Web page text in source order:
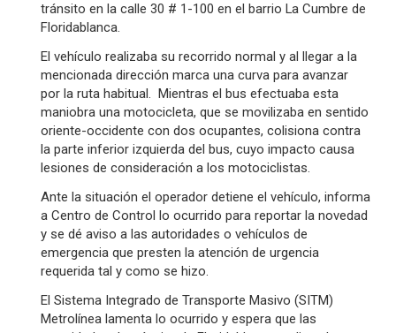
tránsito en la calle 30 # 1-100 en el barrio La Cumbre de
Floridablanca.
El vehículo realizaba su recorrido normal y al llegar a la
mencionada dirección marca una curva para avanzar
por la ruta habitual. Mientras el bus efectuaba esta
maniobra una motocicleta, que se movilizaba en sentido
oriente-occidente con dos ocupantes, colisiona contra
la parte inferior izquierda del bus, cuyo impacto causa
lesiones de consideración a los motociclistas.
Ante la situación el operador detiene el vehículo, informa
a Centro de Control lo ocurrido para reportar la novedad
y se dé aviso a las autoridades o vehículos de
emergencia que presten la atención de urgencia
requerida tal y como se hizo.
El Sistema Integrado de Transporte Masivo (SITM)
Metrolínea lamenta lo ocurrido y espera que las